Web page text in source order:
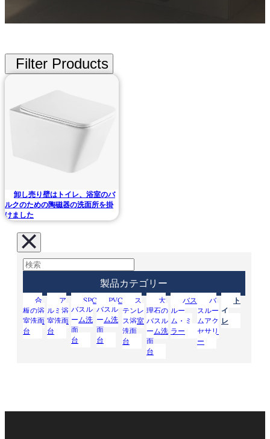
卸し売り壁はトイレ、浴室のバ
ルクのための陶磁器の洗面所を掛
けました
製品カテゴリー
合
板の浴
室洗面
台
ア
ルミ浴
室洗面
台
SPC
バスル
ーム洗
面
台
PVC
バスル
ーム洗
面
台
ス
テンレ
ス浴室
洗面
台
大
理石の
バスル
ーム洗
面
台
バス
ルー
ム・ミ
ラー
バ
スルー
ムアク
セサリ
ー
ト
イ
レ